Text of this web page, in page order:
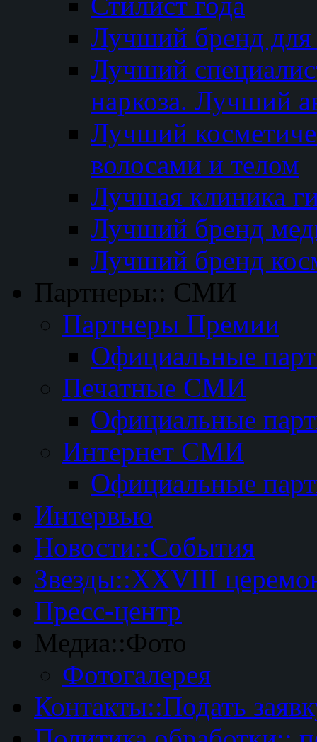
Лучший бренд
Лучший
наркоза. Лучший
Лучший
волосами и телом
Лучшая клиника
Лучший бренд
Лучший бренд
Партнеры:: СМИ
Партнеры Премии
Официальные
Печатные СМИ
Официальные
Интернет СМИ
Официальные
Интервью
Новости::События
Звезды::XXVIII
Пресс-центр
Медиа::Фото
Фотогалерея
Контакты::Подать